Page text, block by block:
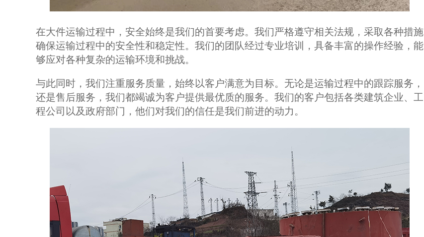
在大件运输过程中，安全始终是我们的首要考虑。我们严格遵守相关法规，采取各种措施
确保运输过程中的安全性和稳定性。我们的团队经过专业培训，具备丰富的操作经验，能
够应对各种复杂的运输环境和挑战。
与此同时，我们注重服务质量，始终以客户满意为目标。无论是运输过程中的跟踪服务，
还是售后服务，我们都竭诚为客户提供最优质的服务。我们的客户包括各类建筑企业、工
程公司以及政府部门，他们对我们的信任是我们前进的动力。